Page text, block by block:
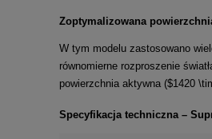
Zoptymalizowana
W tym modelu zastosowano
równomierne rozproszenie
powierzchnia aktywna ($1420
Specyfikacja techniczna –